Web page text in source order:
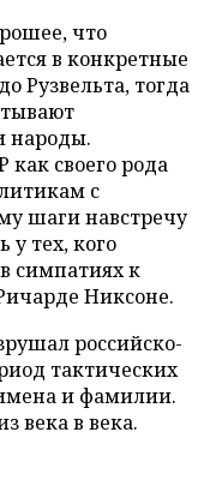
что
в конкретные
Рузвельта, тогда
народы.
своего рода
с
шаги навстречу
у тех, кого
симпатиях к
Никсоне.
российско-
тактических
и фамилии.
века в века.